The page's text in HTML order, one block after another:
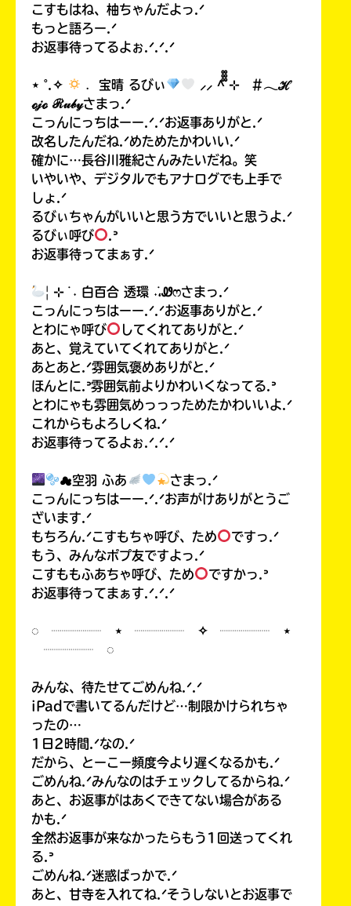
こすもはね、柚ちゃんだよっ.ᐟ
もっと語ろー.ᐟ
お返事待ってるよぉ.ᐟ.ᐟ.ᐟ
⋆ ˚.✧ ﹒ 宝晴 るびぃ
⸝⸝ ^᪲᪲᪲ ⊹ #𓂃ℋ
ℴ𝒿ℴ ℛ𝓊𝒷𝓎さまっ.ᐟ
こっんにっちはーー.ᐟ.ᐟお返事ありがと.ᐟ
改名したんだね.ᐟめためたかわいい.ᐟ
確かに…長谷川雅紀さんみたいだね。笑
いやいや、デジタルでもアナログでも上手で
しょ.ᐟ
るびぃちゃんがいいと思う方でいいと思うよ.ᐟ
るびぃ呼び
.ᐣ
お返事待ってまぁす.ᐟ
| ⊹ ࣪ ˖ 白百合 透環 ˖࣪،Ꮺෆさまっ.ᐟ
こっんにっちはーー.ᐟ.ᐟお返事ありがと.ᐟ
とわにゃ呼び
してくれてありがと.ᐟ
あと、覚えていてくれてありがと.ᐟ
あとあと.ᐟ雰囲気褒めありがと.ᐟ
ほんとに.ᐣ雰囲気前よりかわいくなってる.ᐣ
とわにゃも雰囲気めっっっためたかわいいよ.ᐟ
これからもよろしくね.ᐟ
お返事待ってるよぉ.ᐟ.ᐟ.ᐟ
☁空羽 ふあ
さまっ.ᐟ
こっんにっちはーー.ᐟ.ᐟお声がけありがとうご
ざいます.ᐟ
もちろん.ᐟこすもちゃ呼び、ため
ですっ.ᐟ
もう、みんなポプ友ですよっ.ᐟ
こすももふあちゃ呼び、ため
ですかっ.ᐣ
お返事待ってまぁす.ᐟ.ᐟ.ᐟ
◌ ┈┈┈┈ ⋆ ┈┈┈┈ ✧ ┈┈┈┈ ⋆
┈┈┈┈ ◌
みんな、待たせてごめんね.ᐟ.ᐟ
iPadで書いてるんだけど…制限かけられちゃ
ったの…
1日2時間.ᐟなの.ᐟ
だから、とーこー頻度今より遅くなるかも.ᐟ
ごめんね.ᐟみんなのはチェックしてるからね.ᐟ
あと、お返事がはあくできてない場合がある
かも.ᐟ
全然お返事が来なかったらもう1回送ってくれ
る.ᐣ
ごめんね.ᐟ迷惑ばっかで.ᐟ
あと、甘寺を入れてね.ᐟそうしないとお返事で